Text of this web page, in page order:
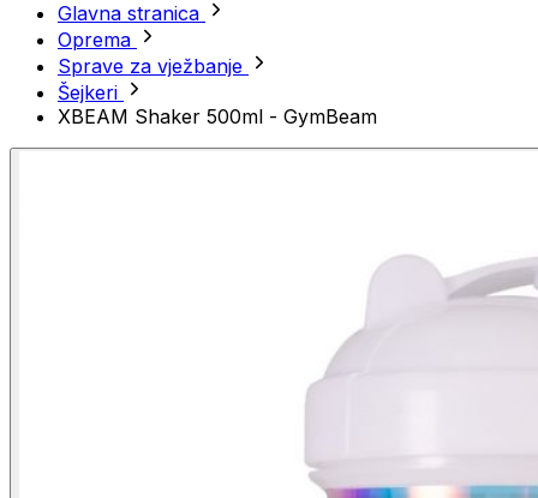
Glavna stranica
Oprema
Sprave za vježbanje
Šejkeri
XBEAM Shaker 500ml - GymBeam